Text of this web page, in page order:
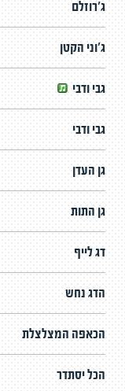
ג'רוזלם
ג'וני הקטן
גבי ודבי
גבי ודבי
גן העדן
גן התות
דג לייף
הדג נחש
הכאפה המצלצלת
הכל יסתדר